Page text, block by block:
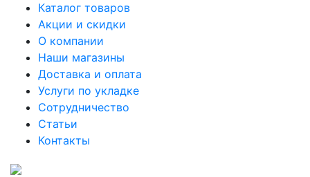
Каталог товаров
Акции и скидки
О компании
Наши магазины
Доставка и оплата
Услуги по укладке
Сотрудничество
Статьи
Контакты